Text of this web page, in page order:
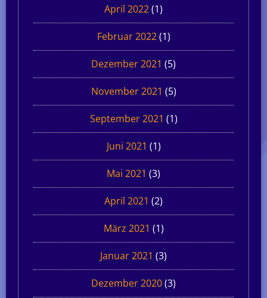
April 2022(1)
Februar 2022(1)
Dezember 2021 (5)
November 2021 (5)
September 2021 (1)
Juni 2021 (1)
Mai 2021 (3)
April 2021 (2)
März 2021 (1)
Januar 2021 (3)
Dezember 2020(3)